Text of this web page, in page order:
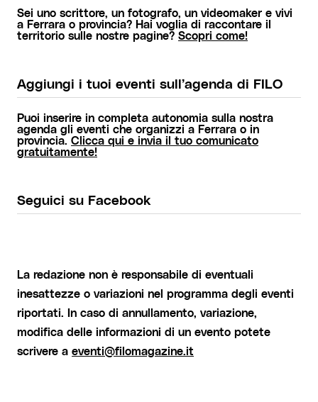
Sei uno scrittore, un fotografo, un videomaker e vivi
a Ferrara o provincia? Hai voglia di raccontare il
territorio sulle nostre pagine? Scopri come!
Aggiungi i tuoi eventi sull’agenda di FILO
Puoi inserire in completa autonomia sulla nostra
agenda gli eventi che organizzi a Ferrara o in
provincia. Clicca qui e invia il tuo comunicato
gratuitamente!
Seguici su Facebook
La redazione non è responsabile di eventuali
inesattezze o variazioni nel programma degli eventi
riportati. In caso di annullamento, variazione,
modifica delle informazioni di un evento potete
scrivere a eventi@filomagazine.it